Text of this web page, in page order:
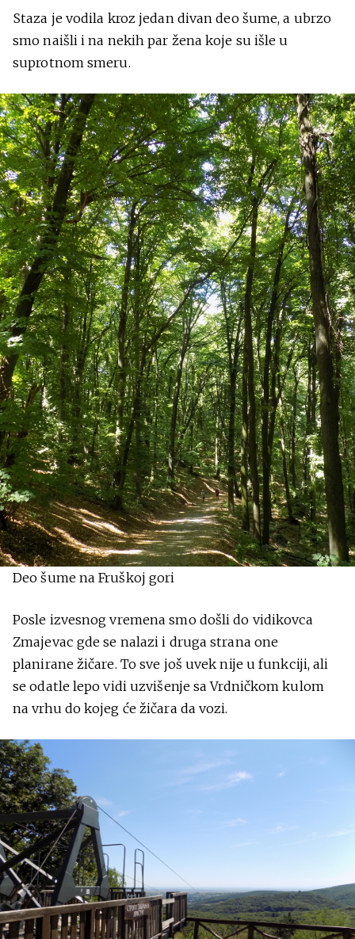
Staza je vodila kroz jedan divan deo šume, a ubrzo
smo naišli i na nekih par žena koje su išle u
suprotnom smeru.
Deo šume na Fruškoj gori
Posle izvesnog vremena smo došli do vidikovca
Zmajevac gde se nalazi i druga strana one
planirane žičare. To sve još uvek nije u funkciji, ali
se odatle lepo vidi uzvišenje sa Vrdničkom kulom
na vrhu do kojeg će žičara da vozi.